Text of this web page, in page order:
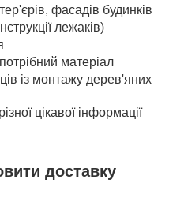
фасадів будинків
лежаків)
матеріал
із монтажу дерев'яних
цікавої інформації
доставку